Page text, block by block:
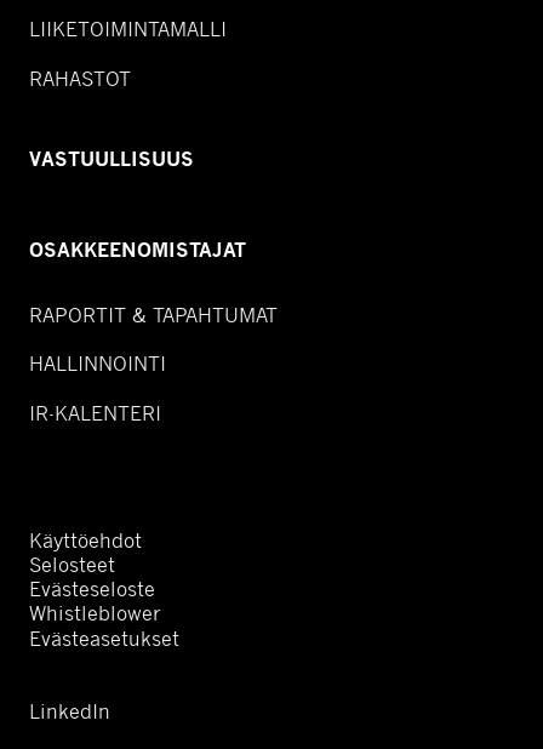
LIIKETOIMINTAMALLI
RAHASTOT
VASTUULLISUUS
OSAKKEENOMISTAJAT
RAPORTIT & TAPAHTUMAT
HALLINNOINTI
IR-KALENTERI
Käyttöehdot
Selosteet
Evästeseloste
Whistleblower
Evästeasetukset
LinkedIn